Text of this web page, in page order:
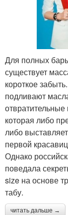
Для полных
существует
короткое
подливают
которая либо
либо
первой
Однако
поведала
size на основе
табу.
читать дальше →